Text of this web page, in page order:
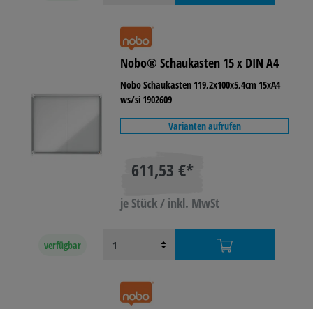
Nobo® Schaukasten 15 x DIN A4
Nobo Schaukasten 119,2x100x5,4cm 15xA4
ws/si 1902609
Varianten aufrufen
611,53 €*
je Stück / inkl. MwSt
verfügbar